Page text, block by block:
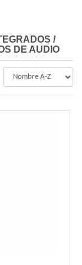
/
DE AUDIO